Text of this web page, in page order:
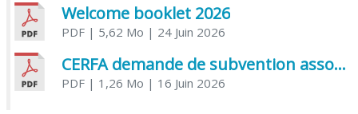
Welcome booklet 2026
PDF| 5,62 Mo | 24 Juin 2026
CERFA demande de subvention association
PDF| 1,26 Mo | 16 Juin 2026